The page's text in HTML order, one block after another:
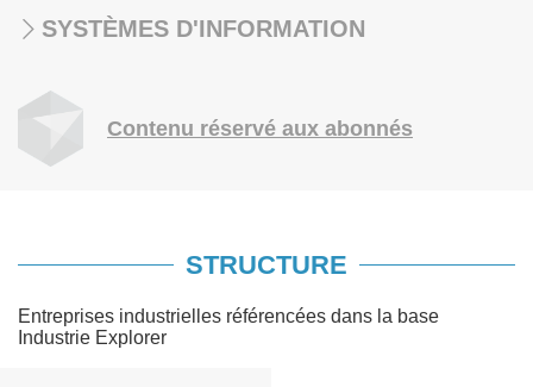
SYSTÈMES D'INFORMATION
Contenu réservé aux abonnés
STRUCTURE
Entreprises industrielles référencées dans la base
Industrie Explorer